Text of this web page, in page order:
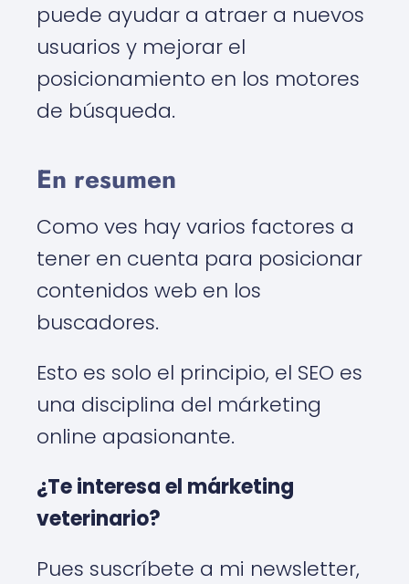
puede ayudar a atraer a nuevos
usuarios y mejorar el
posicionamiento en los motores
de búsqueda.
En resumen
Como ves hay varios factores a
tener en cuenta para posicionar
contenidos web en los
buscadores.
Esto es solo el principio, el SEO es
una disciplina del márketing
online apasionante.
¿Te interesa el márketing
veterinario?
Pues suscríbete a mi newsletter,